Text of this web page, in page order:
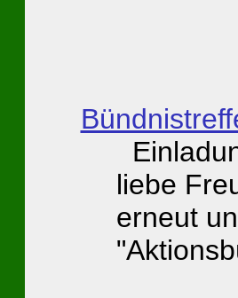
liebe
erneut